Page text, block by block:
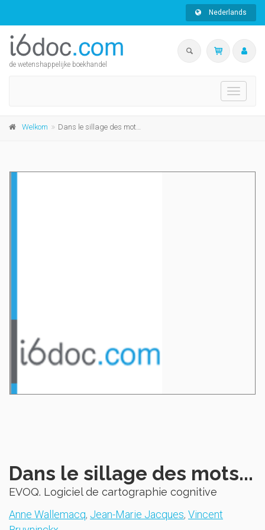
Nederlands
de wetenshappelijke boekhandel
Toggle
Welkom Dans le sillage des mots...
Dans le sillage des mots...
EVOQ. Logiciel de cartographie cognitive
Anne Wallemacq, Jean-Marie Jacques, Vincent